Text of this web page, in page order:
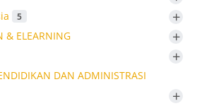
5 +
& ELEARNING +
+
DAN ADMINISTRASI
+